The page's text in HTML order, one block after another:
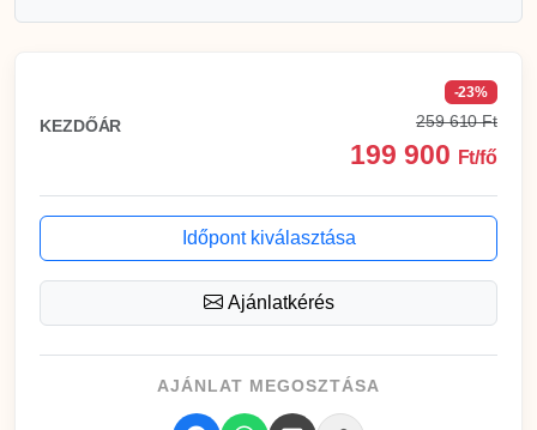
KEZDŐÁR
-23%
259 610 Ft
199 900 Ft/fő
Időpont kiválasztása
Ajánlatkérés
AJÁNLAT MEGOSZTÁSA